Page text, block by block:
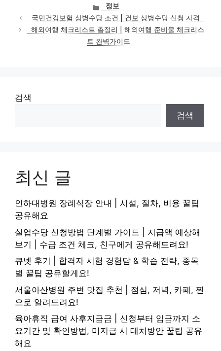
카
테
고
리
정보
국민건강보험 상병수당 조건 | 건보 상병수당 신청 자격
해외여행 체크리스트 총정리 | 해외여행 준비물 체크리스
트 완벽가이드
검색
검색
최신 글
인하대병원 장례식장 안내 | 시설, 절차, 비용 꿀팁
공유해요
실업수당 신청방법 단계별 가이드 | 지급액 예상해
보기 | 수급 조건 체크, 친구에게 공유해드려요!
큐넷 후기 | 합격자 시험 경험담 & 학습 전략, 종목
별 꿀팁 공유할게요!
서울아산병원 주변 맛집 추천 | 점심, 저녁, 카페, 찐
으로 알려드려요!
육아휴직 급여 사후지급금 | 신청부터 입금까지 소
요기간 및 확인방법, 미지급 시 대처방안 꿀팁 공유
해요